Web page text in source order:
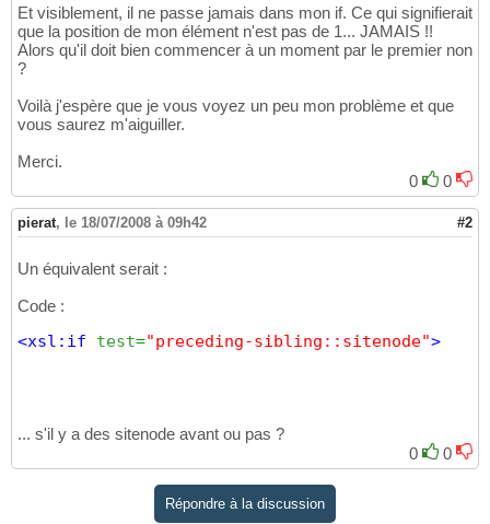
14
15
16
17
19
20
22
24
<li class="img"><a href=
</xsl:if>
<li>
<xsl:apply-templates/>
<li class
</xsl:stylesheet>
Et visiblement, il ne passe jamais dans mon if. Ce qui signifierait
que la position de mon élément n'est pas de 1... JAMAIS !!
Alors qu'il doit bien commencer à un moment par le premier non
?
Voilà j'espère que je vous voyez un peu mon problème et que
vous saurez m'aiguiller.
Merci.
0
0
pierat, le 18/07/2008 à 09h42 #2
Un équivalent serait :
Code :
<xsl:if test="preceding-sibling::sitenode">
... s'il y a des sitenode avant ou pas ?
0
0
Répondre à la discussion